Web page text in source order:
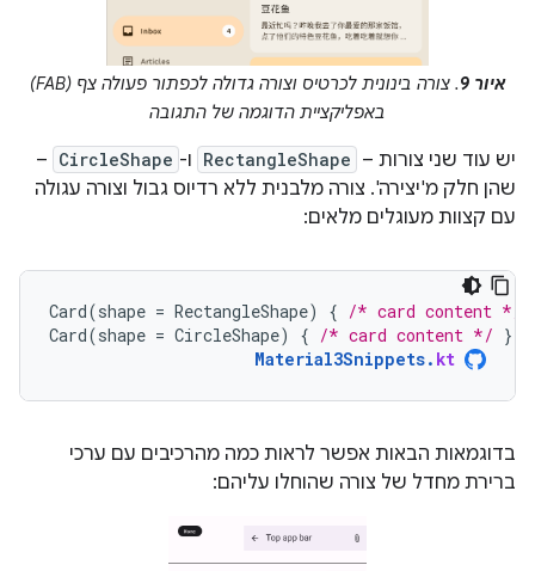
איור 9
. צורה בינונית לכרטיס וצורה גדולה לכפתור פעולה צף (FAB)
באפליקציית הדוגמה של התגובה
יש עוד שני צורות – RectangleShape ו- CircleShape
–
שהן חלק מ'יצירה'. צורה מלבנית ללא רדיוס גבול וצורה עגולה
עם קצוות מעוגלים מלאים:
Card(shape = RectangleShape) { /* card content */
Card(shape = CircleShape) { /* card content */ }
Material3Snippets. kt
בדוגמאות הבאות אפשר לראות כמה מהרכיבים עם ערכי
ברירת מחדל של צורה שהוחלו עליהם: